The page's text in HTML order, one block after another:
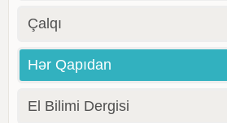
Çalqı
Hər Qapıdan
El Bilimi Dergisi